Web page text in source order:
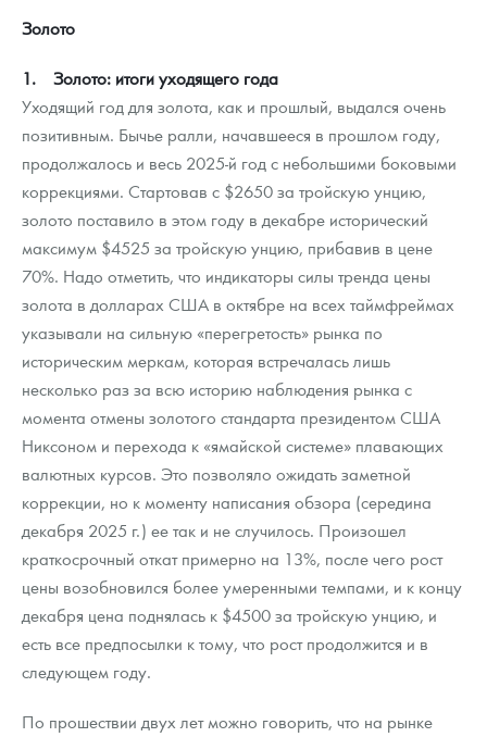
Гарри Поттер
Год Лошади
Флот: ледоколы и корабли
Жетоны "Необыкновенные обитатели глубин"
Ювелирные изделия
Русская нумизматика
Наборы подарочных и коллекционных монет
Монеты и жетоны из недрагоценных металлов
Книги по нумизматике
Условия возврата
Монеты
Политика конфиденциальности
Политика использования Cookies
Положение по обработке и защите персональных данных
Письмо директору
Пресс-служба
Золото
1. Золото: итоги уходящего года
Уходящий год для золота, как и прошлый, выдался очень
позитивным. Бычье ралли, начавшееся в прошлом году,
продолжалось и весь 2025-й год с небольшими боковыми
коррекциями. Стартовав с $2650 за тройскую унцию,
золото поставило в этом году в декабре исторический
максимум $4525 за тройскую унцию, прибавив в цене
70%. Надо отметить, что индикаторы силы тренда цены
золота в долларах США в октябре на всех таймфреймах
указывали на сильную «перегретость» рынка по
историческим меркам, которая встречалась лишь
несколько раз за всю историю наблюдения рынка с
момента отмены золотого стандарта президентом США
Никсоном и перехода к «ямайской системе» плавающих
валютных курсов. Это позволяло ожидать заметной
коррекции, но к моменту написания обзора (середина
декабря 2025 г.) ее так и не случилось. Произошел
краткосрочный откат примерно на 13%, после чего рост
цены возобновился более умеренными темпами, и к концу
декабря цена поднялась к $4500 за тройскую унцию, и
есть все предпосылки к тому, что рост продолжится и в
следующем году.
По прошествии двух лет можно говорить, что на рынке